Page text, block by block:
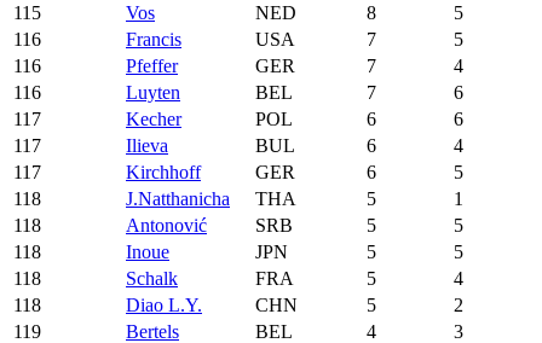
115
Vos NED 8
5
116
Francis USA 7
5
116
Pfeffer GER 7
4
116
Luyten BEL 7
6
117
Kecher POL 6
6
117
Ilieva BUL 6
4
117
Kirchhoff GER 6
5
118
J.Natthanicha THA 5
1
118
Antonović SRB 5
5
118
Inoue JPN 5
5
118
Schalk FRA 5
4
118
Diao L.Y. CHN 5
2
119
Bertels BEL 4
3